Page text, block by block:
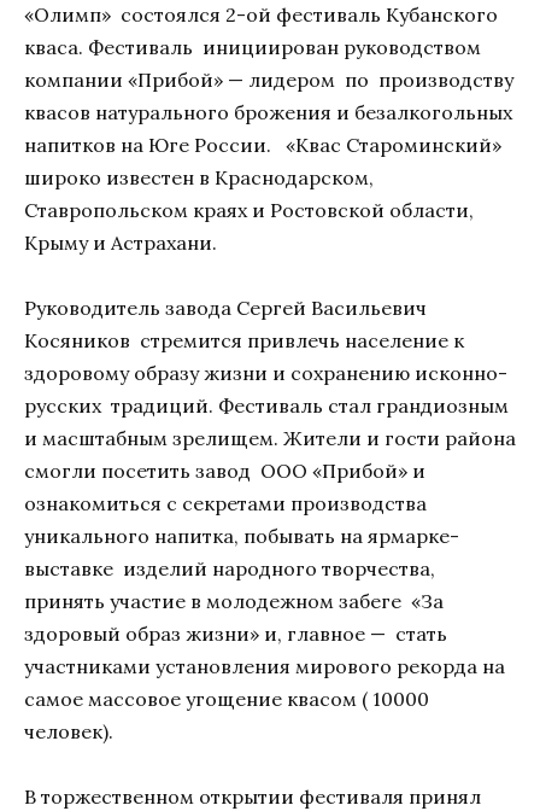
«Олимп» состоялся 2-ой фестиваль Кубанского
кваса. Фестиваль инициирован руководством
компании «Прибой» — лидером по производству
квасов натурального брожения и безалкогольных
напитков на Юге России. «Квас Староминский»
широко известен в Краснодарском,
Ставропольском краях и Ростовской области,
Крыму и Астрахани.
Руководитель завода Сергей Васильевич
Косяников стремится привлечь население к
здоровому образу жизни и сохранению исконно-
русских традиций. Фестиваль стал грандиозным
и масштабным зрелищем. Жители и гости района
смогли посетить завод ООО «Прибой» и
ознакомиться с секретами производства
уникального напитка, побывать на ярмарке-
выставке изделий народного творчества,
принять участие в молодежном забеге «За
здоровый образ жизни» и, главное — стать
участниками установления мирового рекорда на
самое массовое угощение квасом ( 10000
человек).
В торжественном открытии фестиваля принял